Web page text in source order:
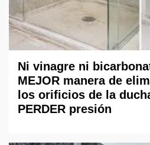
Ni vinagre ni
MEJOR manera de
los orificios de la
PERDER presión